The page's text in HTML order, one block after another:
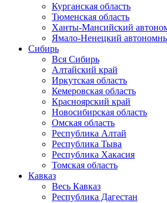
Курганская область
Тюменская область
Ханты-Мансийский
Ямало-Ненецкий
Сибирь
Вся Сибирь
Алтайский край
Иркутская область
Кемеровская область
Красноярский край
Новосибирская область
Омская область
Республика Алтай
Республика Тыва
Республика Хакасия
Томская область
Кавказ
Весь Кавказ
Республика Дагестан